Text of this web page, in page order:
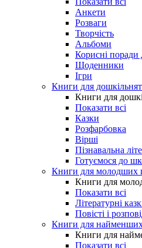
Анкети
Розваги
Творчість
Альбоми
Корисні поради
Щоденники
Ігри
Книги для дошкільнят
Книги для
Показати всі
Казки
Розфарбовка
Вірші
Пізнавальна
Готуємося до
Книги для молодших
Книги для
Показати всі
Літературні
Повісті і
Книги для
Книги для
Показати всі